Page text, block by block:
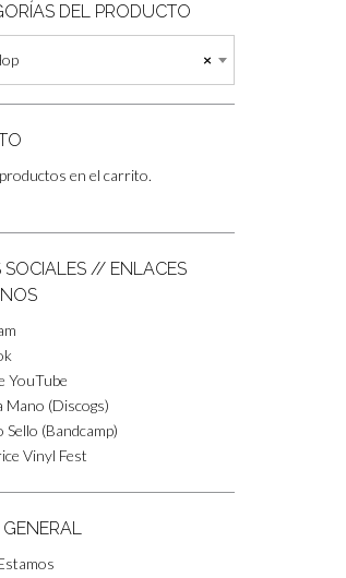
DEL PRODUCTO
×
en el carrito.
SOCIALES // ENLACES
YouTube
Mano (Discogs)
(Bandcamp)
Vinyl Fest